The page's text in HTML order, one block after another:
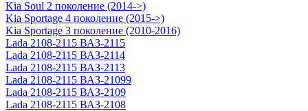
Kia Soul 2 поколение (2014->)
Kia Sportage 4 поколение (2015->)
Kia Sportage 3 поколение (2010-2016)
Lada 2108-2115 ВАЗ-2115
Lada 2108-2115 ВАЗ-2114
Lada 2108-2115 ВАЗ-2113
Lada 2108-2115 ВАЗ-21099
Lada 2108-2115 ВАЗ-2109
Lada 2108-2115 ВАЗ-2108